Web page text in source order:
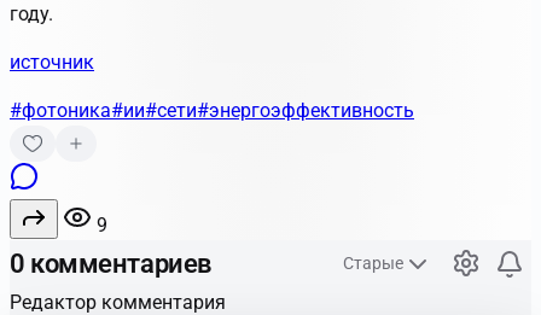
году.
источник
#фотоника#ии#сети#энергоэффективность
9
0 комментариев Старые
Редактор комментария